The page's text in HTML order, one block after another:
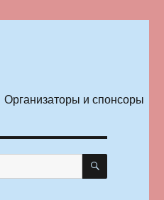
Организаторы и спонсоры
ПОИСК